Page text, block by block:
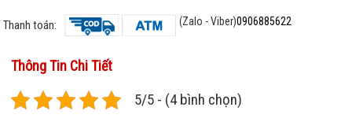
Thanh toán: (Zalo - Viber)0906885622
Thông Tin Chi Tiết
5/5 - (4 bình chọn)